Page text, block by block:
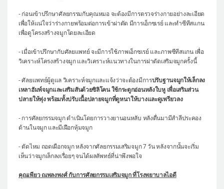
- ก่อนเข้าปรึกษาศัลยกรรมกับคุณหมอ จะต้องมีการตรวจร่างกายอย่างละเอียด
เพื่อให้แน่ใจว่าร่างกายพร้อมต่อการเข้าผ่าตัด มีการเอ็กซเรย์ และทำซีทีสแกน
เพื่อดูโครงสร้างจมูกโดยละเอียด
- เมื่อเข้าปรึกษากับศัลยแพทย์ จะมีการใช้ภาพเอ็กซเรย์ และภาพซีทีสแกน เพื่อ
วิเคราะห์โครงสร้างจมูก และวิเคราะห์แนวทางในการผ่าตัดเสริมจมูกครั้งนี้
- ศัลยแพทย์ผู้ดูแล วิเคราะห์จมูกและแจ้งว่าจะต้องมีการปรับฐานจมูกให้เล็กลง
เหลาฮัมพ์จมูกและเสริมสันด้วยซิลิโคน ใช้กระดูกอ่อนหลังใบหู เพื่อเสริมส่วน
ปลายให้พุ่ง พร้อมทั้งปรับเนื้อปลายจมูกที่ดูหนาให้บางและดูเพรียวลง
- การศัลยกรรมจมูก ดำเนินโดยการวางยานอนหลับ หลังตื่นมามีสำลีประคอง
ด้านในจมูก และมีเฝือกหุ้มจมูก
- ตัดไหม ถอดเผือกจมูก หลังจากศัลยกรรมเสริมจมูก 7 วัน หลังจากนั้นจะเริ่ม
เห็นว่าจมูกเล็กลงเรื่อยๆ จนได้ผลลัพทธ์ที่น่าพึงพอใจ
คุณเพียว ณพลงพงศ์ กับการศัลยกรรมเสริมจมูก ที่โรงพยาบาลไอดี